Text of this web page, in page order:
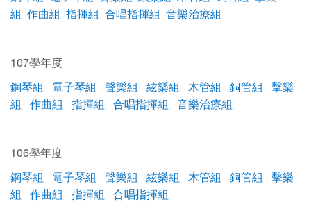
組 作曲組 指揮組 合唱指揮組 音樂治療組
107學年度
鋼琴組
電子琴組 聲樂組 絃樂組 木管組 銅管組
擊樂
組
作曲組 指揮組 合唱指揮組 音樂治療組
106學年度
鋼琴組
電子琴組 聲樂組 絃樂組 木管組 銅管組
擊樂
組
作曲組 指揮組 合唱指揮組